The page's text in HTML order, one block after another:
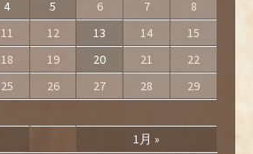
1月 »
4 5 6 7
8
11 12 13 14
15
18 19 20 21
22
25 26 27 28
29